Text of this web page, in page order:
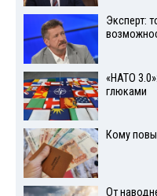
Эксперт:
«НАТО
глюками
Кому
От